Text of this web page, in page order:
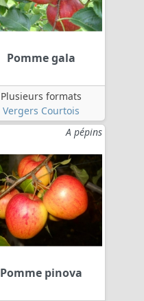
Pomme gala
Plusieurs formats
Vergers Courtois
A pépins
Pomme pinova